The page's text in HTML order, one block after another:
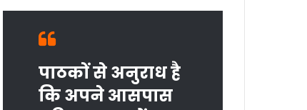
पाठकों से अनुराध है
कि अपने आसपास